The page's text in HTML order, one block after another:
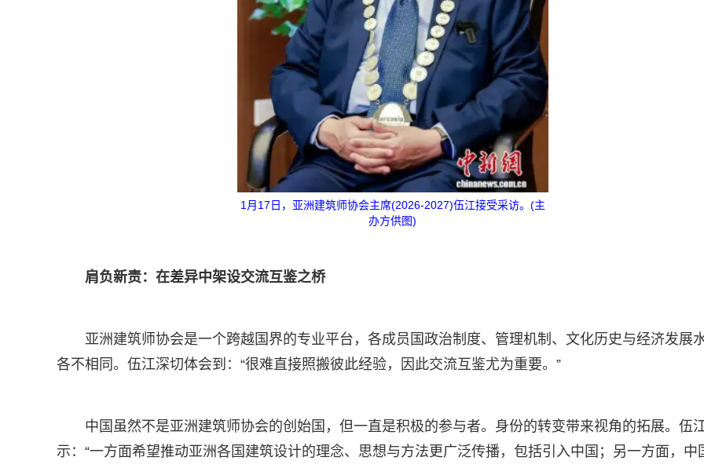
1月17日，亚洲建筑师协会主席(2026-2027)伍江接受采访。(主
办方供图)
肩负新责：在差异中架设交流互鉴之桥
亚洲建筑师协会是一个跨越国界的专业平台，各成员国政治制度、管理机制、文化历史与经济发展
各不相同。伍江深切体会到：“很难直接照搬彼此经验，因此交流互鉴尤为重要。”
中国虽然不是亚洲建筑师协会的创始国，但一直是积极的参与者。身份的转变带来视角的拓展。伍
示：“一方面希望推动亚洲各国建筑设计的理念、思想与方法更广泛传播，包括引入中国；另一方面，中